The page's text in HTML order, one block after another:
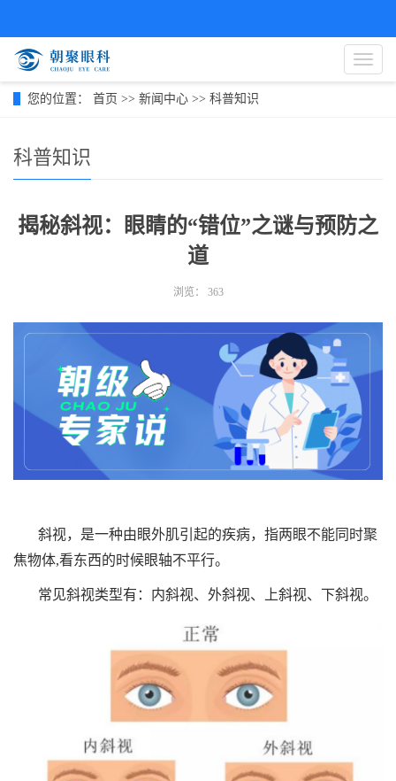
导
航
您的位置： 首页 >> 新闻中心 >> 科普知识
科普知识
揭秘斜视：眼睛的“错位”之谜与预防之
道
浏览： 363
斜视，是一种由眼外肌引起的疾病，指两眼不能同时聚
焦物体,看东西的时候眼轴不平行。
常见斜视类型有：内斜视、外斜视、上斜视、下斜视。